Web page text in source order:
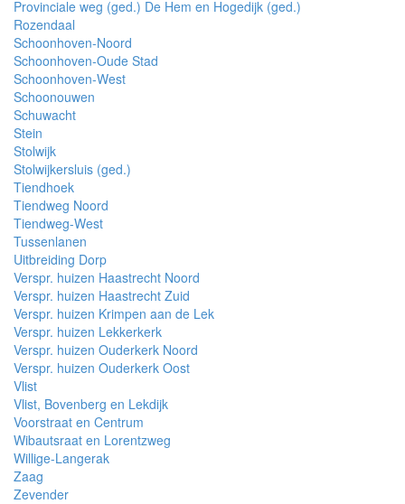
Provinciale weg (ged.) De Hem en Hogedijk (ged.)
Rozendaal
Schoonhoven-Noord
Schoonhoven-Oude Stad
Schoonhoven-West
Schoonouwen
Schuwacht
Stein
Stolwijk
Stolwijkersluis (ged.)
Tiendhoek
Tiendweg Noord
Tiendweg-West
Tussenlanen
Uitbreiding Dorp
Verspr. huizen Haastrecht Noord
Verspr. huizen Haastrecht Zuid
Verspr. huizen Krimpen aan de Lek
Verspr. huizen Lekkerkerk
Verspr. huizen Ouderkerk Noord
Verspr. huizen Ouderkerk Oost
Vlist
Vlist, Bovenberg en Lekdijk
Voorstraat en Centrum
Wibautsraat en Lorentzweg
Willige-Langerak
Zaag
Zevender